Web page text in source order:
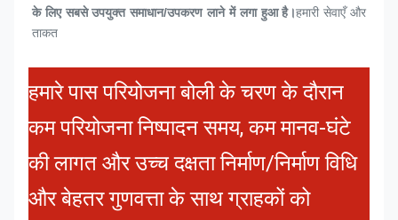
के लिए सबसे उपयुक्त समाधान/उपकरण लाने में लगा हुआ है।हमारी सेवाएँ और
ताकत
हमारे पास परियोजना बोली के चरण के दौरान
कम परियोजना निष्पादन समय, कम मानव-घंटे
की लागत और उच्च दक्षता निर्माण/निर्माण विधि
और बेहतर गुणवत्ता के साथ ग्राहकों को